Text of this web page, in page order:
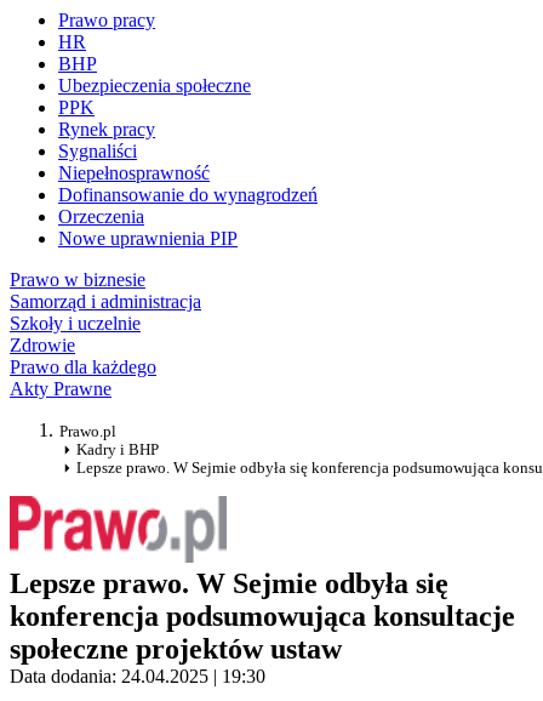
Prawo pracy
HR
BHP
Ubezpieczenia społeczne
PPK
Rynek pracy
Sygnaliści
Niepełnosprawność
Dofinansowanie do wynagrodzeń
Orzeczenia
Nowe uprawnienia PIP
Prawo w biznesie
Samorząd i administracja
Szkoły i uczelnie
Zdrowie
Prawo dla każdego
Akty Prawne
Prawo.pl
Kadry i BHP
Lepsze prawo. W Sejmie odbyła się konferencja podsumowująca
Lepsze prawo. W Sejmie odbyła się
konferencja podsumowująca konsultacje
społeczne projektów ustaw
Data dodania: 24.04.2025 | 19:30